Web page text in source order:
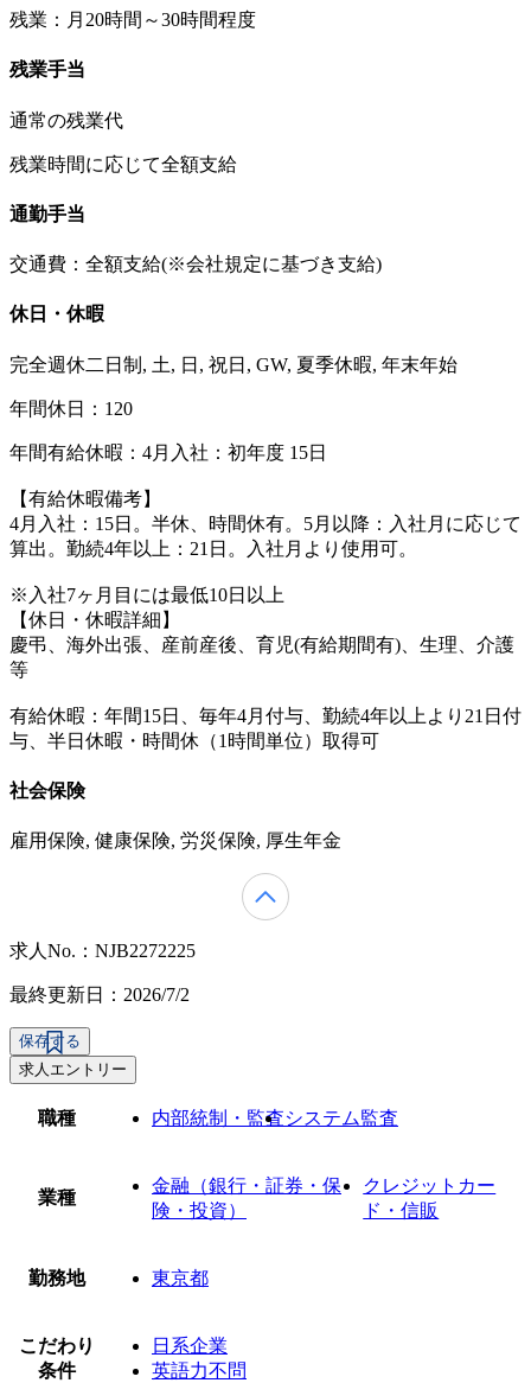
残業：月20時間～30時間程度
残業手当
通常の残業代
残業時間に応じて全額支給
通勤手当
交通費：全額支給(※会社規定に基づき支給)
休日・休暇
完全週休二日制, 土, 日, 祝日, GW, 夏季休暇, 年末年始
年間休日：120
年間有給休暇：4月入社：初年度 15日
【有給休暇備考】
4月入社：15日。半休、時間休有。5月以降：入社月に応じて
算出。勤続4年以上：21日。入社月より使用可。
※入社7ヶ月目には最低10日以上
【休日・休暇詳細】
慶弔、海外出張、産前産後、育児(有給期間有)、生理、介護
等
有給休暇：年間15日、毎年4月付与、勤続4年以上より21日付
与、半日休暇・時間休（1時間単位）取得可
社会保険
雇用保険, 健康保険, 労災保険, 厚生年金
求人No.：NJB2272225
最終更新日：2026/7/2
保存する
求人エントリー
職種 内部統制・監査システム監査
業種
金融（銀行・証券・保
険・投資）
クレジットカー
ド・信販
勤務地 東京都
こだわり
条件
日系企業
英語力不問